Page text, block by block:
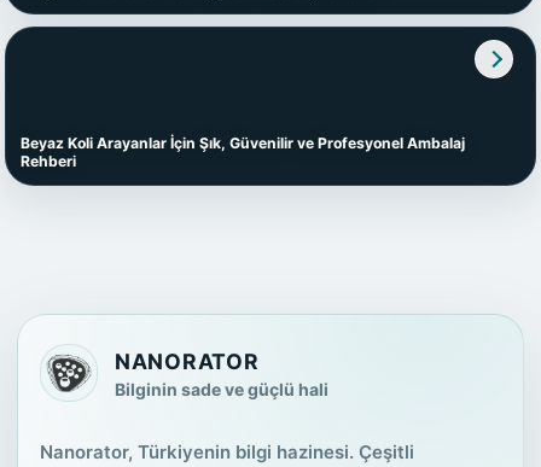
Beyaz Koli Arayanlar İçin Şık, Güvenilir ve Profesyonel Ambalaj
Rehberi
NANORATOR
Bilginin sade ve güçlü hali
Nanorator, Türkiyenin bilgi hazinesi. Çeşitli